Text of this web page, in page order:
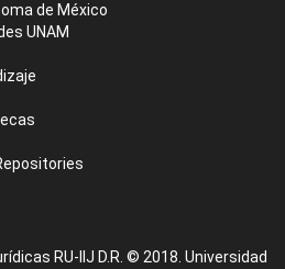
de México
UNAM
RU-IIJ D.R. © 2018. Universidad